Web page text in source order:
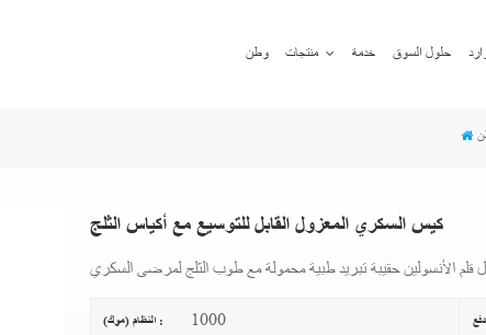
وطن منتجات خدمة حلول السوق
كيس السكري المعزول القابل للتوسيع مع أكياس الثلج
قلم الأنسولين حقيبة تبريد طبية محمولة مع طوب الثلج لمرضى السكري
النظام (موك) : 1000